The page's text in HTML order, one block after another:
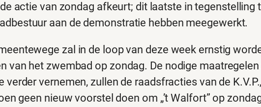
actie van zondag afkeurt; dit laatste in tegenstelling
aan de demonstratie hebben meegewerkt.
zal in de loop van deze week ernstig
van het zwembad op zondag. De nodige
verder vernemen, zullen de raadsfracties van de
geen nieuw voorstel doen om „’t Walfort” op